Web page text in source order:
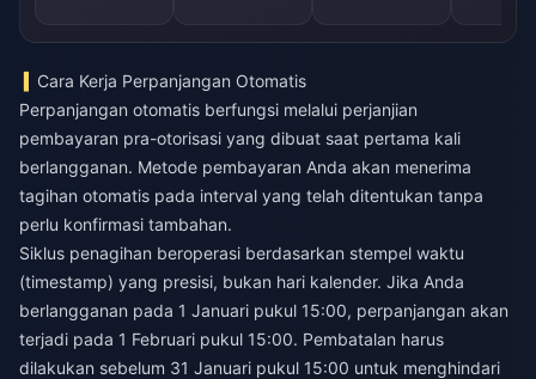
Cara Kerja Perpanjangan Otomatis
Perpanjangan otomatis berfungsi melalui perjanjian
pembayaran pra-otorisasi yang dibuat saat pertama kali
berlangganan. Metode pembayaran Anda akan menerima
tagihan otomatis pada interval yang telah ditentukan tanpa
perlu konfirmasi tambahan.
Siklus penagihan beroperasi berdasarkan stempel waktu
(timestamp) yang presisi, bukan hari kalender. Jika Anda
berlangganan pada 1 Januari pukul 15:00, perpanjangan akan
terjadi pada 1 Februari pukul 15:00. Pembatalan harus
dilakukan sebelum 31 Januari pukul 15:00 untuk menghindari